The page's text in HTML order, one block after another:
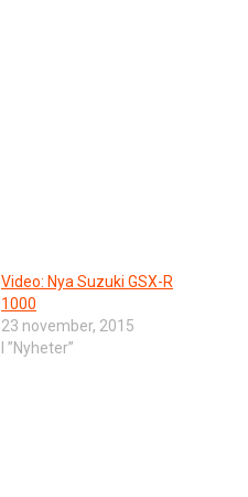
Video: Nya Suzuki GSX-R
1000
23 november, 2015
I ”Nyheter”